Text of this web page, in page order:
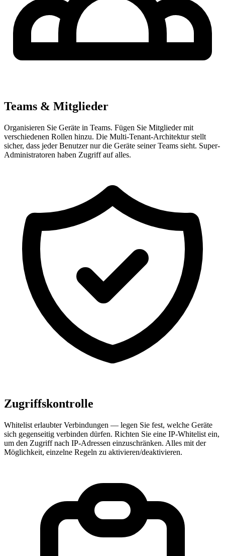
Teams & Mitglieder
Organisieren Sie Geräte in Teams. Fügen Sie Mitglieder mit
verschiedenen Rollen hinzu. Die Multi-Tenant-Architektur stellt
sicher, dass jeder Benutzer nur die Geräte seiner Teams sieht. Super-
Administratoren haben Zugriff auf alles.
Zugriffskontrolle
Whitelist erlaubter Verbindungen — legen Sie fest, welche Geräte
sich gegenseitig verbinden dürfen. Richten Sie eine IP-Whitelist ein,
um den Zugriff nach IP-Adressen einzuschränken. Alles mit der
Möglichkeit, einzelne Regeln zu aktivieren/deaktivieren.